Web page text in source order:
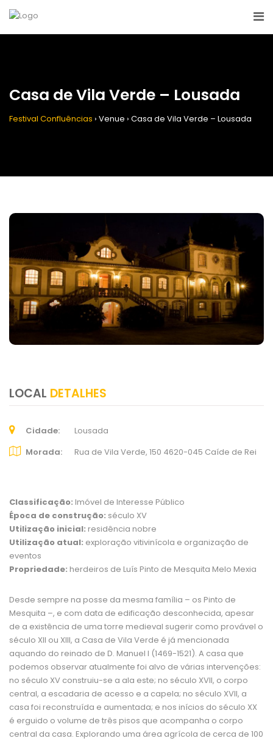
Casa de Vila Verde – Lousada
Festival Confluências › Venue › Casa de Vila Verde – Lousada
LOCAL DETALHES
Cidade
Lousada
Morada
Rua de Vila Verde, 150 4620-045 Caíde de Rei
Classificação: Imóvel de Interesse Público
Época de construção: século XV
Utilização inicial: residência nobre
Utilização atual: exploração vitivinícola e organização de
eventos
Propriedade: herdeiros de Luís Pinto de Mesquita Melo Mexia
Desde sempre na posse da mesma família – os Pinto de
Mesquita –, e com data de edificação desconhecida, apesar
de a existência de uma torre medieval sugerir como provável o
século XII ou XIII, a Casa de Vila Verde é já mencionada
aquando do reinado de D. Manuel I (1469-1521). A casa que
podemos observar atualmente foi alvo de várias intervenções:
no século XV construiu-se a ala este; no século XVII, o corpo
central, a escadaria de acesso e a capela; no século XVII, a
casa foi reconstruída e aumentada; e nos inícios do século XX
é erguido o volume de três pisos que acompanha o corpo
central da casa. Explorando uma área agrícola de cerca de 100